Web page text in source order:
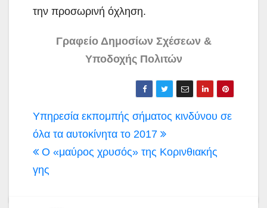
την προσωρινή όχληση.
Γραφείο Δημοσίων Σχέσεων &
Υποδοχής Πολιτών
Πλοήγηση
άρθρων
Υπηρεσία εκπομπής σήματος κινδύνου σε
όλα τα αυτοκίνητα το 2017
Ο «μαύρος χρυσός» της Κορινθιακής
γης